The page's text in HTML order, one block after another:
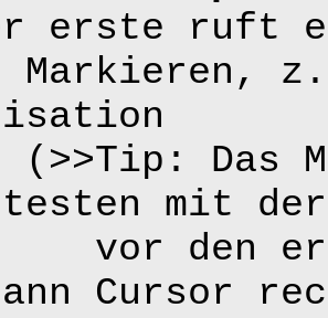
erste ruft
Das
mit
den
Cursor